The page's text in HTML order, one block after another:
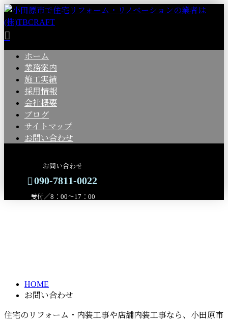
ホーム
業務案内
施工実績
採用情報
会社概要
ブログ
サイトマップ
お問い合わせ
お問い合わせ
090-7811-0022
受付／8：00～17：00
HOME
お問い合わせ
住宅のリフォーム・内装工事や店舗内装工事なら、小田原市